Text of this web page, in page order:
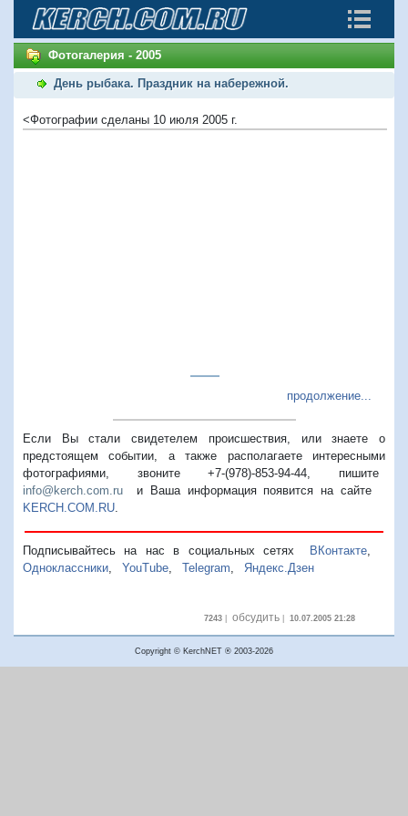
Фотогалерия - 2005
День рыбака. Праздник на набережной.
<Фотографии сделаны 10 июля 2005 г.
продолжение...
Если Вы стали свидетелем происшествия, или знаете о
предстоящем событии, а также располагаете интересными
фотографиями, звоните +7-(978)-853-94-44, пишите
info@kerch.com.ru и Ваша информация появится на сайте
KERCH.COM.RU
Подписывайтесь на нас в социальных сетях ВКонтакте,
Одноклассники
YouTube Telegram Яндекс.Дзен
7243| обсудить| 10.07.2005 21:28
Copyright © KerchNET ® 2003-2026